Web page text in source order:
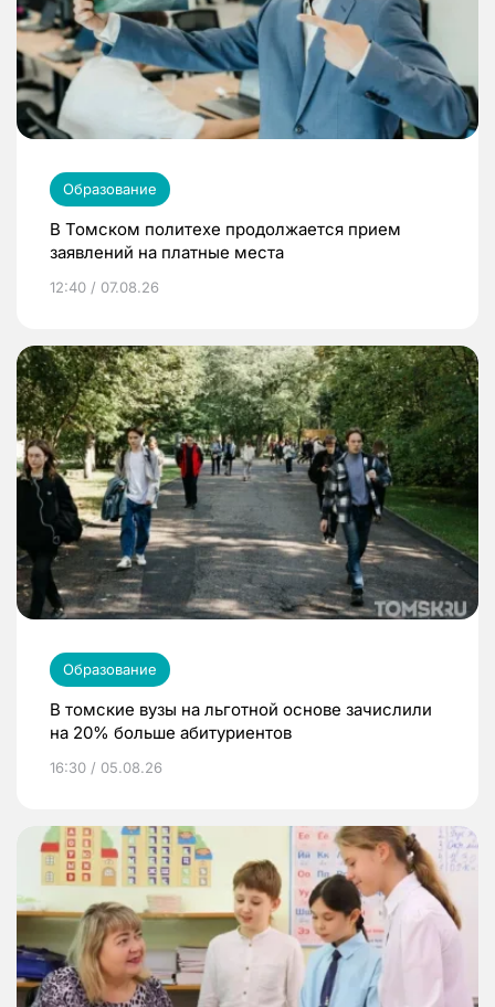
Образование
В Томском политехе продолжается прием
заявлений на платные места
12:40 / 07.08.26
Образование
В томские вузы на льготной основе зачислили
на 20% больше абитуриентов
16:30 / 05.08.26